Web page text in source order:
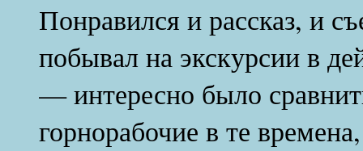
Понравился и рассказ, и
побывал на экскурсии в
— интересно было
горнорабочие в те